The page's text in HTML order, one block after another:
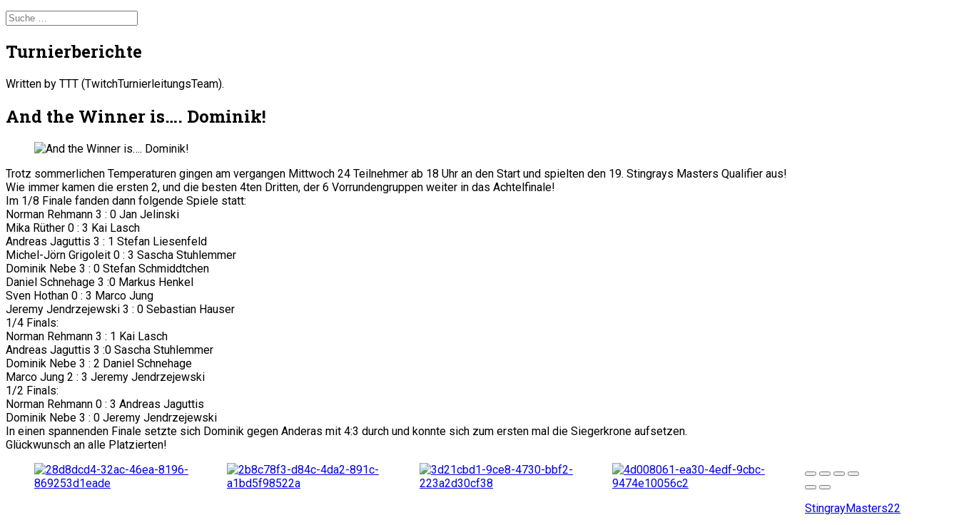
Turnierberichte
Written by TTT (TwitchTurnierleitungsTeam).
And the Winner is…. Dominik!
Trotz sommerlichen Temperaturen gingen am vergangen Mittwoch 24 Teilnehmer ab 18 Uhr an den Start und spielten den 19. Stingrays Masters Qualifier aus!
Wie immer kamen die ersten 2, und die besten 4ten Dritten, der 6 Vorrundengruppen weiter in das Achtelfinale!
Im 1/8 Finale fanden dann folgende Spiele statt:
Norman Rehmann 3 : 0 Jan Jelinski
Mika Rüther 0 : 3 Kai Lasch
Andreas Jaguttis 3 : 1 Stefan Liesenfeld
Michel-Jörn Grigoleit 0 : 3 Sascha Stuhlemmer
Dominik Nebe 3 : 0 Stefan Schmiddtchen
Daniel Schnehage 3 :0 Markus Henkel
Sven Hothan 0 : 3 Marco Jung
Jeremy Jendrzejewski 3 : 0 Sebastian Hauser
1/4 Finals:
Norman Rehmann 3 : 1 Kai Lasch
Andreas Jaguttis 3 :0 Sascha Stuhlemmer
Dominik Nebe 3 : 2 Daniel Schnehage
Marco Jung 2 : 3 Jeremy Jendrzejewski
1/2 Finals:
Norman Rehmann 0 : 3 Andreas Jaguttis
Dominik Nebe 3 : 0 Jeremy Jendrzejewski
In einen spannenden Finale setzte sich Dominik gegen Anderas mit 4:3 durch und konnte sich zum ersten mal die Siegerkrone aufsetzen.
Glückwunsch an alle Platzierten!
StingrayMasters22